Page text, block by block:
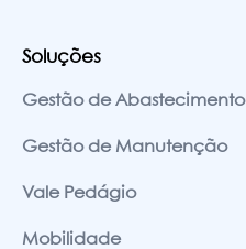
Soluções
Gestão de Abastecimento
Gestão de Manutenção
Vale Pedágio
Mobilidade